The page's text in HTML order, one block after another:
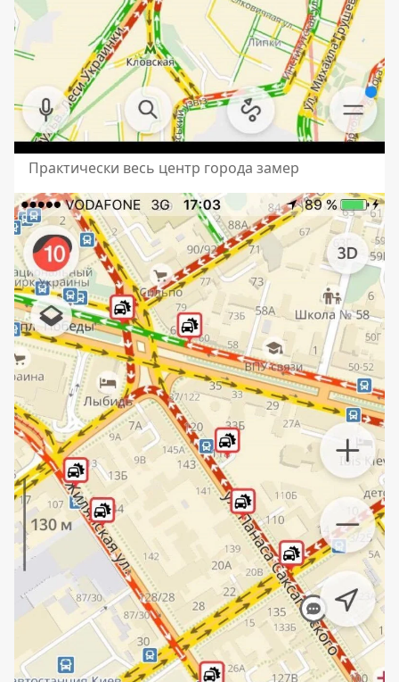
Практически весь центр города замер